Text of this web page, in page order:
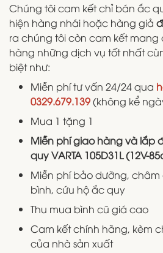
Chúng tôi cam kết chỉ bán ắc
hiện hàng nhái hoặc hàng giả
ra chúng tôi còn cam kết
hàng những dịch vụ tốt nhất
biệt như:
Miễn phí tư vấn 24/24 qua
0329.679.139(không kể
Mua 1 tặng 1
Miễn phí giao hàng và lắp
quy VARTA 105D31L (12V-
Miễn phí bảo dưỡng,
bình, cứu hộ ắc quy
Thu mua bình cũ giá cao
Cam kết chính hãng, kèm
của nhà sản xuất